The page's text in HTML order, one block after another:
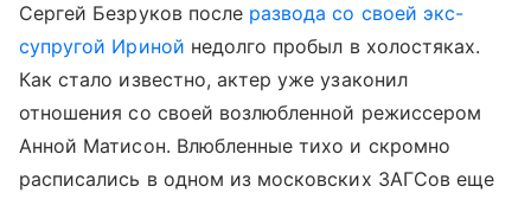
Сергей Безруков после развода со своей экс-
супругой Ириной недолго пробыл в холостяках.
Как стало известно, актер уже узаконил
отношения со своей возлюбленной режиссером
Анной Матисон. Влюбленные тихо и скромно
расписались в одном из московских ЗАГСов еще